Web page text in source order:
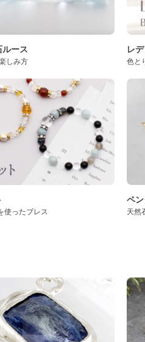
ルース
しみ方
レ
色と
使ったブレス
ペ
天然